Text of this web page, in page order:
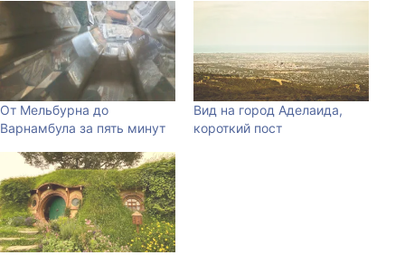
От Мельбурна до
Варнамбула за пять минут
Вид на город Аделаида,
короткий пост